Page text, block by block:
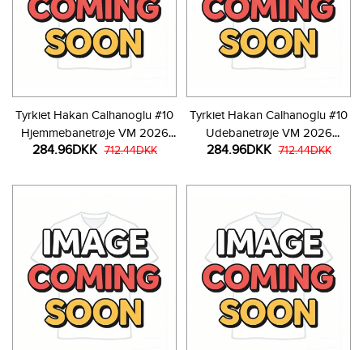
Tyrkiet Hakan Calhanoglu #10
Hjemmebanetrøje VM 2026
Kortærmet
284.96DKK 712.44DKK
Tyrkiet Hakan Calhanoglu #10
Udebanetrøje VM 2026
Kortærmet
284.96DKK 712.44DKK